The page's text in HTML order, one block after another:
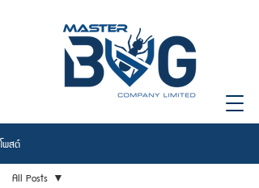
โพสต์
All Posts